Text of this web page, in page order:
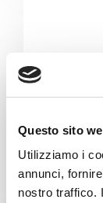
Questo sito
Utilizziamo i
annunci,
nostro traffico.